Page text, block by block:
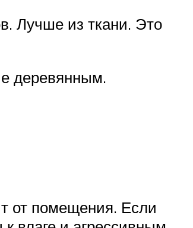
Лучше из ткани. Это
деревянным.
от помещения. Если